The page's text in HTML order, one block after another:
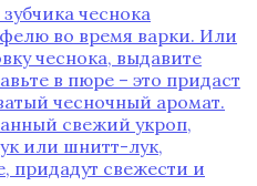
чеснока
во время варки. Или
чеснока‚ выдавите
в пюре – это придаст
чесночный аромат.
свежий укроп‚
или шнитт-лук‚
придадут свежести и